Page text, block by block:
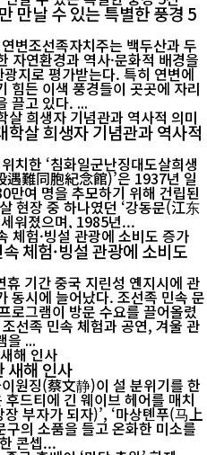
만날 수 있는 특별한 풍경 5
변조선족자치주는 백두산과 두
자연환경과 역사·문화적 배경을
지로 평가받는다. 특히 연변에
힘든 이색 풍경들이 곳곳에 자리
해 있어 국내외 관광객들의 발길을 끌고 있다. ...
살 희생자 기념관과 역사적
치한 ‘침화일군난징대도살희생
難同胞紀念館)’은 1937년 일
만여 명을 추모하기 위해 건립된
현장 중 하나였던 ‘강동문(江东
워졌으며, 1985년...
체험·빙설 관광에 소비도
기간 중국 지린성 옌지시에 관
동시에 늘어났다. 조선족 민속 문
로그램이 방문 수요를 끌어올렸
을 ...
새해 인사
원징(蔡文静)이 설 분위기를 한
드티에 긴 웨이브 헤어를 매치
부자가 되자)’, ‘마상톈푸(马上
구의 소품을 들고 온화한 미소를
콘셉...